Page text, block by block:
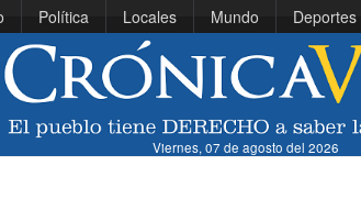
Política Locales Mundo Deportes
Viernes, 07 de agosto del 2026